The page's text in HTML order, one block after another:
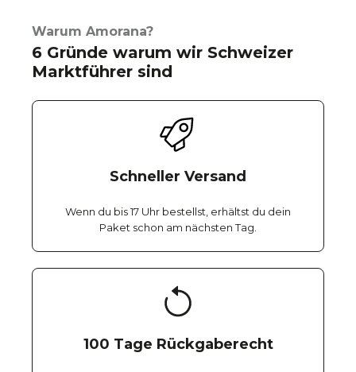
Warum Amorana?
6 Gründe warum wir Schweizer
Marktführer sind
Schneller Versand
Wenn du bis 17 Uhr bestellst, erhältst du dein
Paket schon am nächsten Tag.
100 Tage Rückgaberecht